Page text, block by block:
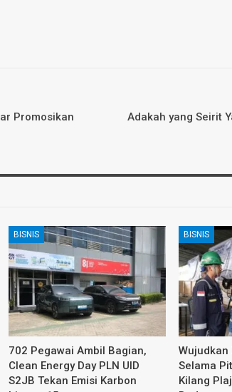
Promosikan
Adakah yang Seirit
BISNIS
702 Pegawai Ambil Bagian,
Clean Energy Day PLN UID
S2JB Tekan Emisi Karbon
BISNIS
Selama
Kilang